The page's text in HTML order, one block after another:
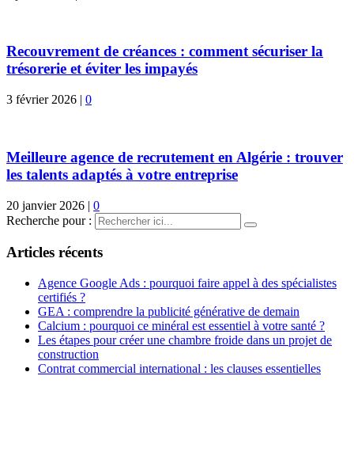
Recouvrement de créances : comment sécuriser la
trésorerie et éviter les impayés
3 février 2026 | 0
Meilleure agence de recrutement en Algérie : trouver
les talents adaptés à votre entreprise
20 janvier 2026 | 0
Recherche pour :
Articles récents
Agence Google Ads : pourquoi faire appel à des spécialistes
certifiés ?
GEA : comprendre la publicité générative de demain
Calcium : pourquoi ce minéral est essentiel à votre santé ?
Les étapes pour créer une chambre froide dans un projet de
construction
Contrat commercial international : les clauses essentielles